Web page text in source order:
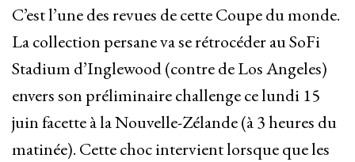
C’est l’une des revues de cette Coupe du monde.
La collection persane va se rétrocéder au SoFi
Stadium d’Inglewood (contre de Los Angeles)
envers son préliminaire challenge ce lundi 15
juin facette à la Nouvelle-Zélande (à 3 heures du
matinée). Cette choc intervient lorsque que les